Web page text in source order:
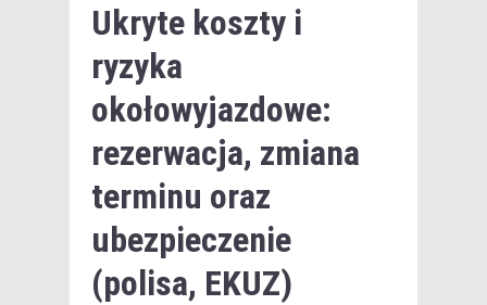
Ukryte koszty i
ryzyka
okołowyjazdowe:
rezerwacja, zmiana
terminu oraz
ubezpieczenie
(polisa, EKUZ)